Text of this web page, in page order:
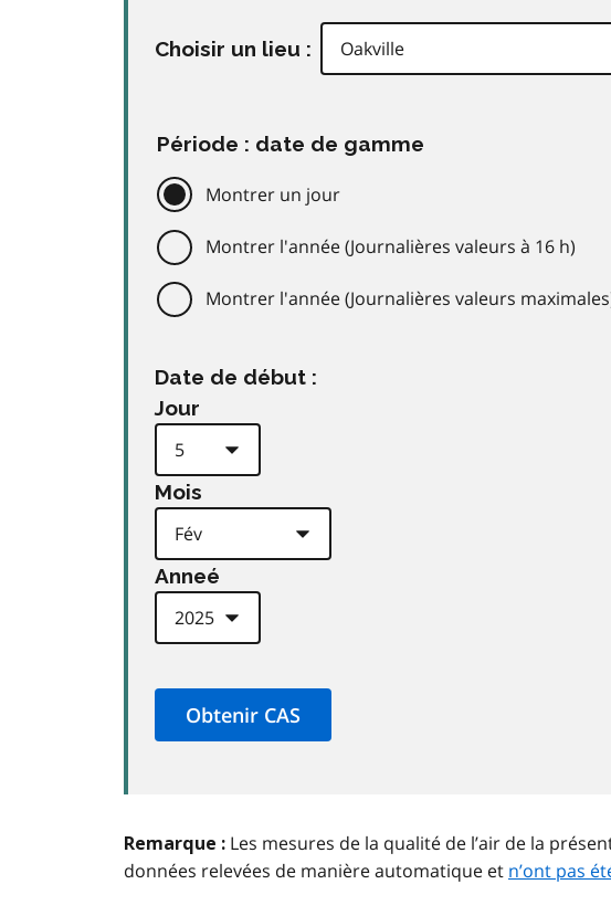
Choisir un lieu :
Période : date de gamme
Montrer un jour
Montrer l'année (Journalières valeurs à 16 h)
Montrer l'année (Journalières valeurs
Date de début :
Jour
Mois
Anneé
Remarque : Les mesures de la qualité de l’air de la
données relevées de manière automatique et n’ont pas